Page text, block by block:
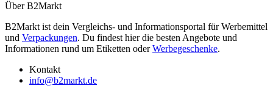
Über B2Markt
B2Markt ist dein Vergleichs- und Informationsportal für Werbemittel
und Verpackungen. Du findest hier die besten Angebote und
Informationen rund um Etiketten oderWerbegeschenke.
Kontakt
info@b2markt.de